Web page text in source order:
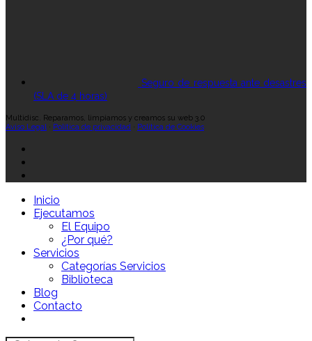
Seguro de respuesta ante desastres
(SLA de 4 horas)
Multidisc. Reparamos, limpiamos y creamos su web 3.0
Aviso Legal· Política de privacidad · Política de Cookies
Inicio
Ejecutamos
El Equipo
¿Por qué?
Servicios
Categorías Servicios
Biblioteca
Blog
Contacto